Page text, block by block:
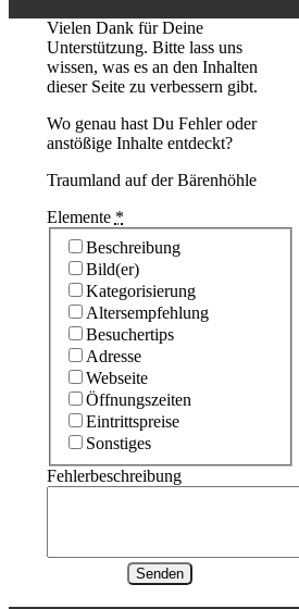
Vielen Dank für Deine
Unterstützung. Bitte lass uns
wissen, was es an den Inhalten
dieser Seite zu verbessern gibt.
Wo genau hast Du Fehler oder
anstößige Inhalte entdeckt?
Traumland auf der Bärenhöhle
Elemente *
Beschreibung
Bild(er)
Kategorisierung
Altersempfehlung
Besuchertips
Adresse
Webseite
Öffnungszeiten
Eintrittspreise
Sonstiges
Fehlerbeschreibung
Senden